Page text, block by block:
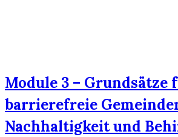
Module 3 – Grundsätze
barrierefreie
Nachhaltigkeit und